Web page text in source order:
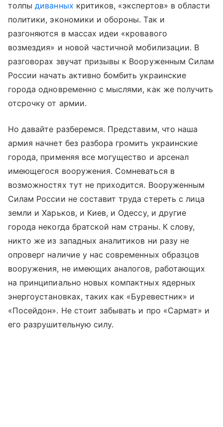
толпыдиванных критиков, «экспертов» в области
политики, экономики и обороны. Так и
разгоняются в массах идеи «кровавого
возмездия» и новой частичной мобилизации. В
разговорах звучат призывы к Вооруженным Силам
России начать активно бомбить украинские
города одновременно с мыслями, как же получить
отсрочку от армии.
Но давайте разберемся. Представим, что наша
армия начнет без разбора громить украинские
города, применяя все могущество и арсенал
имеющегося вооружения. Сомневаться в
возможностях тут не приходится. Вооруженным
Силам России не составит труда стереть с лица
земли и Харьков, и Киев, и Одессу, и другие
города некогда братской нам страны. К слову,
никто же из западных аналитиков ни разу не
опроверг наличие у нас современных образцов
вооружения, не имеющих аналогов, работающих
на принципиально новых компактных ядерных
энергоустановках, таких как «Буревестник» и
«Посейдон». Не стоит забывать и про «Сармат» и
его разрушительную силу.